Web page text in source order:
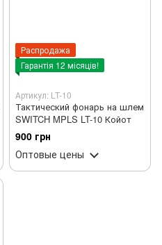
Распродажа
Гарантія 12 місяців!
Артикул: LT-10
Тактический фонарь на шлем
SWITCH MPLS LT-10 Койот
900 грн
Оптовые цены